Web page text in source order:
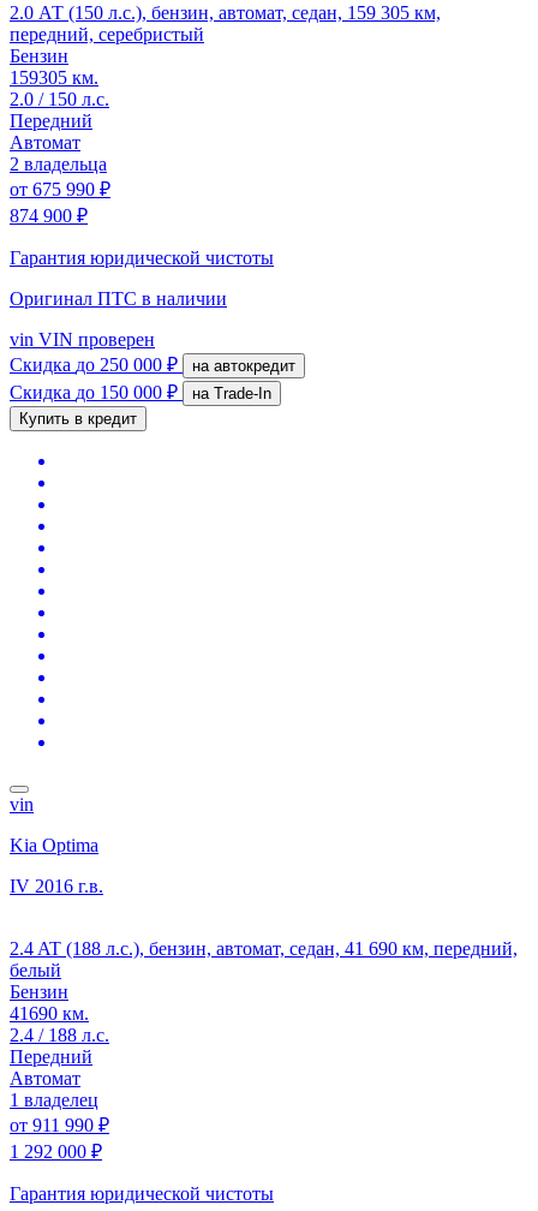
2.0 АТ (150 л.с.), бензин, автомат, седан, 159 305 км,
передний, серебристый
Бензин
159305 км.
2.0 / 150 л.с.
Передний
Автомат
2 владельца
от 675 990 ₽
874 900 ₽
Гарантия юридической чистоты
Оригинал ПТС в наличии
vin VIN проверен
Скидка до 250 000 ₽ на автокредит
Скидка до 150 000 ₽
на Trade-In
Купить в кредит
vin
Kia Optima
IV 2016 г.в.
2.4 AT (188 л.с.), бензин, автомат, седан, 41 690 км, передний,
белый
Бензин
41690 км.
2.4 / 188 л.с.
Передний
Автомат
1 владелец
от 911 990 ₽
1 292 000 ₽
Гарантия юридической чистоты